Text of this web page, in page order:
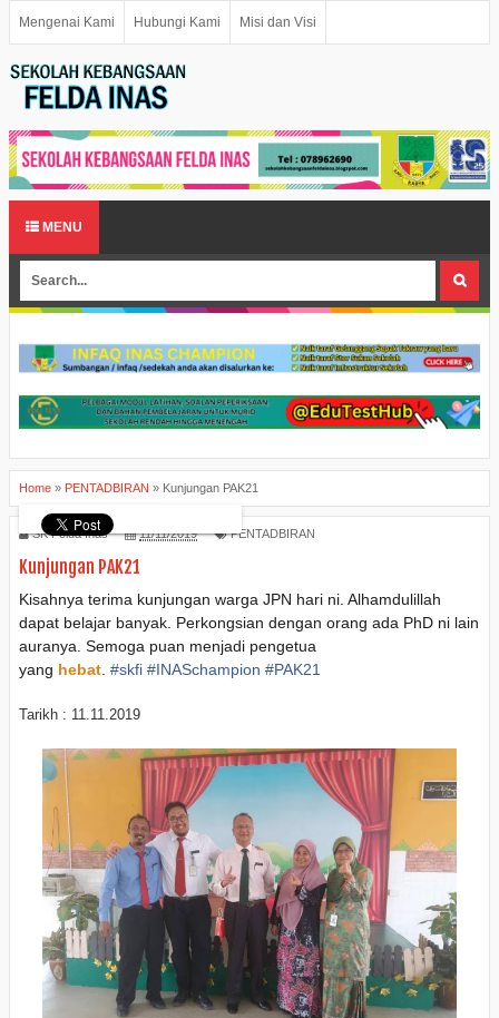
Mengenai Kami Hubungi Kami Misi dan Visi
MENU
Home » PENTADBIRAN » Kunjungan PAK21
SK Felda Inas 11/11/2019 PENTADBIRAN
Kunjungan PAK21
Kisahnya terima kunjungan warga JPN hari ni. Alhamdulillah
dapat belajar banyak. Perkongsian dengan orang ada PhD ni lain
auranya. Semoga puan menjadi pengetua
yang hebat #skfi #INASchampion #PAK21
Tarikh : 11.11.2019